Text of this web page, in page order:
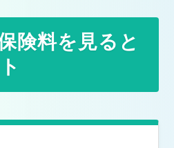
険料を見ると